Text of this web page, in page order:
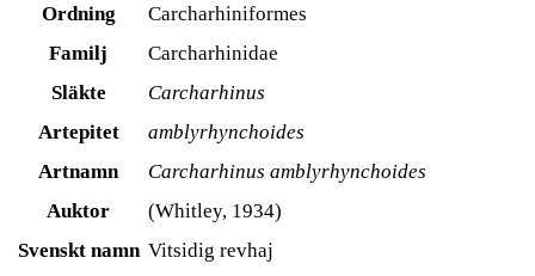
Ordning
Carcharhiniformes
Familj
Carcharhinidae
Släkte
Carcharhinus
Artepitet
amblyrhynchoides
Artnamn
Carcharhinus amblyrhynchoides
Auktor
(Whitley, 1934)
Svenskt namn Vitsidig revhaj